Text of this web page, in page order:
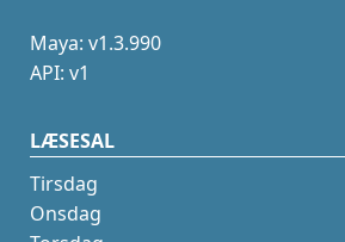
Maya: v1.3.990
API: v1
LÆSESAL
Tirsdag
Onsdag